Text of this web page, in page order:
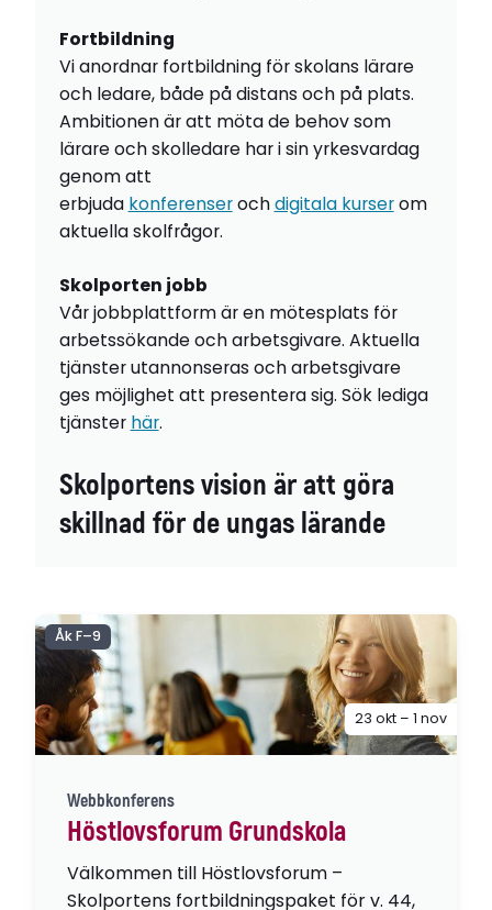
Fortbildning
Vi anordnar fortbildning för skolans lärare
och ledare, både på distans och på plats.
Ambitionen är att möta de behov som
lärare och skolledare har i sin yrkesvardag
genom att
erbjuda konferenserochdigitala kurserom
aktuella skolfrågor.
Skolporten jobb
Vår jobbplattform är en mötesplats för
arbetssökande och arbetsgivare. Aktuella
tjänster utannonseras och arbetsgivare
ges möjlighet att presentera sig. Sök lediga
tjänster här.
Skolportens vision är att göra
skillnad för de ungas lärande
Webbkonferens
Höstlovsforum Grundskola
Välkommen till Höstlovsforum –
Skolportens fortbildningspaket för v. 44,
Åk F–9
23 okt – 1 nov